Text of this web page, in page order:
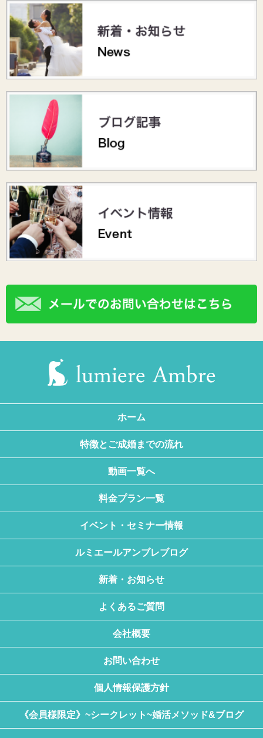
ホーム
特徴とご成婚までの流れ
動画一覧へ
料金プラン一覧
イベント・セミナー情報
ルミエールアンブレブログ
新着・お知らせ
よくあるご質問
会社概要
お問い合わせ
個人情報保護方針
《会員様限定》~シークレット~婚活メソッド&ブログ